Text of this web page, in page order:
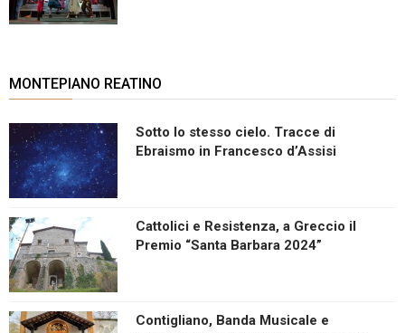
MONTEPIANO REATINO
Sotto lo stesso cielo. Tracce di
Ebraismo in Francesco d’Assisi
Cattolici e Resistenza, a Greccio il
Premio “Santa Barbara 2024”
Contigliano, Banda Musicale e